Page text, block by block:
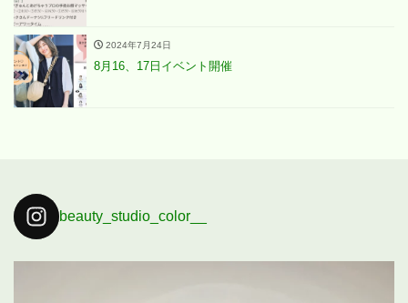
2024年7月24日
8月16、17日イベント開催
beauty_studio_color__